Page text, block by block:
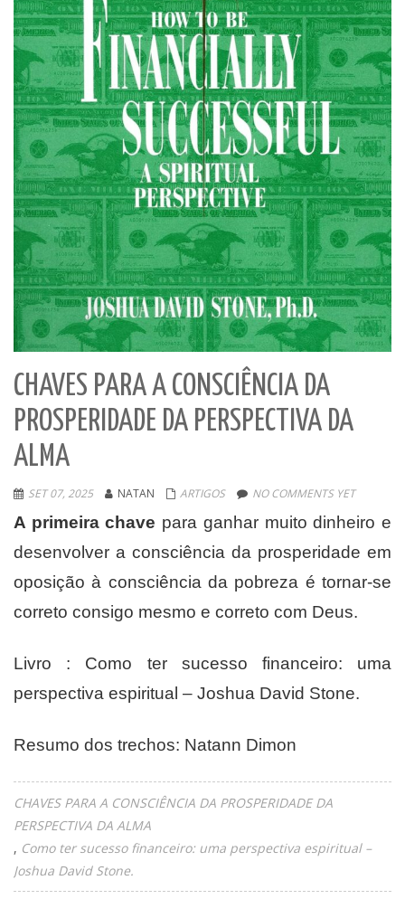
CHAVES PARA A CONSCIÊNCIA DA
PROSPERIDADE DA PERSPECTIVA DA
ALMA
SET 07, 2025 NATAN ARTIGOS NO COMMENTS YET
A primeira chave para ganhar muito dinheiro e
desenvolver a consciência da prosperidade em
oposição à consciência da pobreza é tornar-se
correto consigo mesmo e correto com Deus.
Livro : Como ter sucesso financeiro: uma
perspectiva espiritual – Joshua David Stone.
Resumo dos trechos: Natann Dimon
CHAVES PARA A CONSCIÊNCIA DA PROSPERIDADE DA
PERSPECTIVA DA ALMA
Como ter sucesso financeiro: uma perspectiva espiritual –
Joshua David Stone.